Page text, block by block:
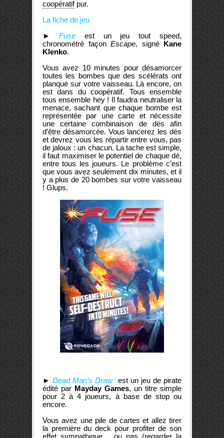
coopératifpur.
La fiche de jeu
► Fuseest un jeu tout speed,
chronométré façon Escape, signé Kane
Klenko.
Vous avez 10 minutes pour désamorcer
toutes les bombes que des scélérats ont
planqué sur votre vaisseau. Là encore, on
est dans du coopératif. Tous ensemble
tous ensemble hey ! Il faudra neutraliser la
menace, sachant que chaque bombe est
représentée par une carte et nécessite
une certaine combinaison de dés afin
d’être désamorcée. Vous lancerez les dés
et devrez vous les répartir entre vous, pas
de jaloux : un chacun. La tache est simple,
il faut maximiser le potentiel de chaque dé,
entre tous les joueurs. Le problème c’est
que vous avez seulement dix minutes, et il
y a plus de 20 bombes sur votre vaisseau
! Glups.
►Dead Man’s Draw est un jeu de pirate
édité par Mayday Games, un titre simple
pour 2 à 4 joueurs, à base de stop ou
encore.
Vous avez une pile de cartes et allez tirer
la première du deck pour profiter de son
effet sympathique… ou pas (regarder la